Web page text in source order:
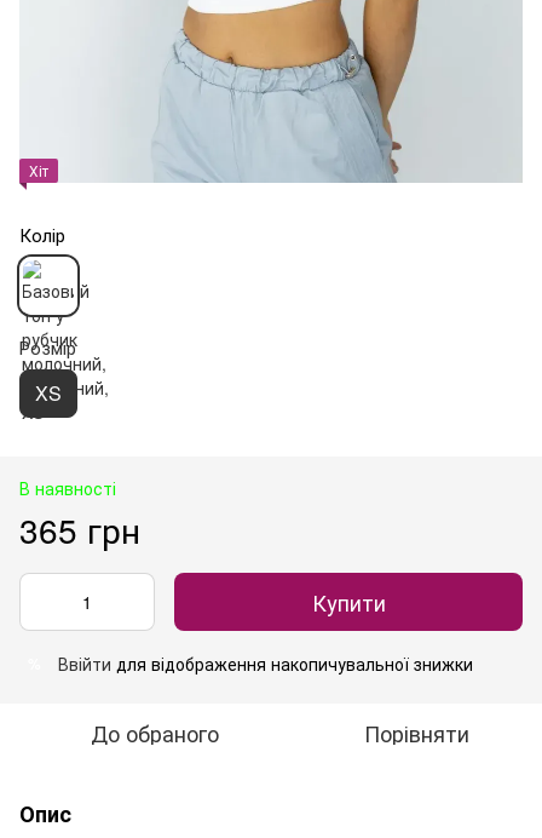
Хіт
Колір
Розмір
XS
В наявності
365 грн
Купити
Ввійти для відображення накопичувальної знижки
До обраного Порівняти
Опис